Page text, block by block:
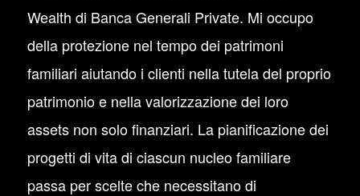
Wealth di Banca Generali Private. Mi occupo
della protezione nel tempo dei patrimoni
familiari aiutando i clienti nella tutela del proprio
patrimonio e nella valorizzazione dei loro
assets non solo finanziari. La pianificazione dei
progetti di vita di ciascun nucleo familiare
passa per scelte che necessitano di